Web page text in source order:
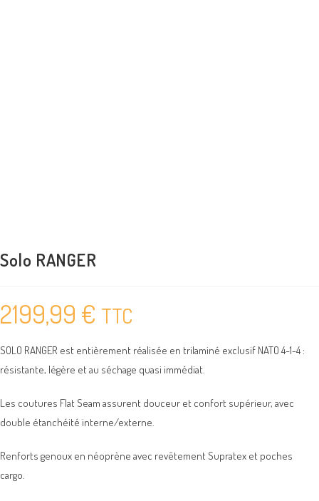
Solo RANGER
2199,99 € TTC
SOLO RANGER est entièrement réalisée en trilaminé exclusif NATO 4-1-4 :
résistante, légère et au séchage quasi immédiat.
Les coutures Flat Seam assurent douceur et confort supérieur, avec
double étanchéité interne/externe.
Renforts genoux en néoprène avec revêtement Supratex et poches
cargo.